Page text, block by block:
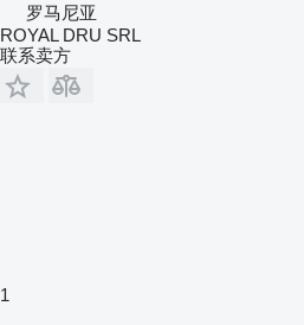
罗马尼亚
ROYAL DRU SRL
联系卖方
1